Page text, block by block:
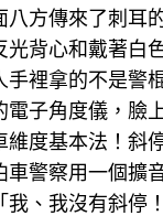
八方傳來了刺耳
光背心和戴著白
手裡拿的不是警
電子角度儀，臉
維度基本法！斜
車警察用一個擴
我、我沒有斜停